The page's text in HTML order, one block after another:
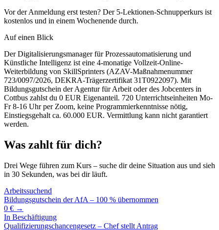
Vor der Anmeldung erst testen? Der 5-Lektionen-Schnupperkurs ist
kostenlos und in einem Wochenende durch.
Auf einen Blick
Der Digitalisierungsmanager für Prozessautomatisierung und
Künstliche Intelligenz ist eine 4-monatige Vollzeit-Online-
Weiterbildung von SkillSprinters (AZAV-Maßnahmenummer
723/0097/2026, DEKRA-Trägerzertifikat 31T0922097). Mit
Bildungsgutschein der Agentur für Arbeit oder des Jobcenters in
Cottbus zahlst du 0 EUR Eigenanteil. 720 Unterrichtseinheiten Mo-
Fr 8-16 Uhr per Zoom, keine Programmierkenntnisse nötig,
Einstiegsgehalt ca. 60.000 EUR. Vermittlung kann nicht garantiert
werden.
Was zahlt für dich?
Drei Wege führen zum Kurs – suche dir deine Situation aus und sieh
in 30 Sekunden, was bei dir läuft.
Arbeitssuchend
Bildungsgutschein der AfA – 100 % übernommen
0 € →
In Beschäftigung
Qualifizierungschancengesetz – Chef stellt Antrag